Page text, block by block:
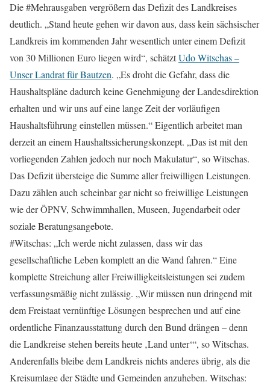
Die #Mehrausgaben vergrößern das Defizit des Landkreises
deutlich. „Stand heute gehen wir davon aus, dass kein sächsischer
Landkreis im kommenden Jahr wesentlich unter einem Defizit
von 30 Millionen Euro liegen wird“, schätztUdo Witschas –
Unser Landrat für Bautzen. „Es droht die Gefahr, dass die
Haushaltspläne dadurch keine Genehmigung der Landesdirektion
erhalten und wir uns auf eine lange Zeit der vorläufigen
Haushaltsführung einstellen müssen.“ Eigentlich arbeitet man
derzeit an einem Haushaltssicherungskonzept. „Das ist mit den
vorliegenden Zahlen jedoch nur noch Makulatur“, so Witschas.
Das Defizit übersteige die Summe aller freiwilligen Leistungen.
Dazu zählen auch scheinbar gar nicht so freiwillige Leistungen
wie der ÖPNV, Schwimmhallen, Museen, Jugendarbeit oder
soziale Beratungsangebote.
#Witschas: „Ich werde nicht zulassen, dass wir das
gesellschaftliche Leben komplett an die Wand fahren.“ Eine
komplette Streichung aller Freiwilligkeitsleistungen sei zudem
verfassungsmäßig nicht zulässig. „Wir müssen nun dringend mit
dem Freistaat vernünftige Lösungen besprechen und auf eine
ordentliche Finanzausstattung durch den Bund drängen – denn
die Landkreise stehen bereits heute ‚Land unter‘“, so Witschas.
Anderenfalls bleibe dem Landkreis nichts anderes übrig, als die
Kreisumlage der Städte und Gemeinden anzuheben. Witschas: